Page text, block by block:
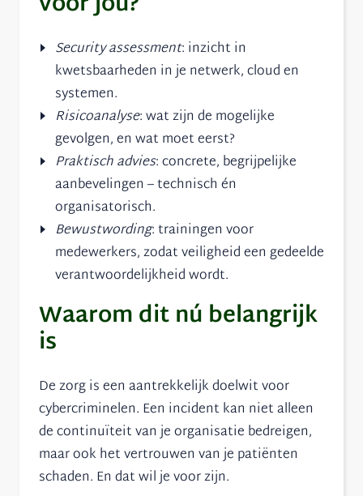
Security assessment: inzicht in
kwetsbaarheden in je netwerk, cloud en
systemen.
Risicoanalyse: wat zijn de mogelijke
gevolgen, en wat moet eerst?
Praktisch advies: concrete, begrijpelijke
aanbevelingen – technisch én
organisatorisch.
Bewustwording: trainingen voor
medewerkers, zodat veiligheid een gedeelde
verantwoordelijkheid wordt.
Waarom dit nú belangrijk
is
De zorg is een aantrekkelijk doelwit voor
cybercriminelen. Een incident kan niet alleen
de continuïteit van je organisatie bedreigen,
maar ook het vertrouwen van je patiënten
schaden. En dat wil je voor zijn.